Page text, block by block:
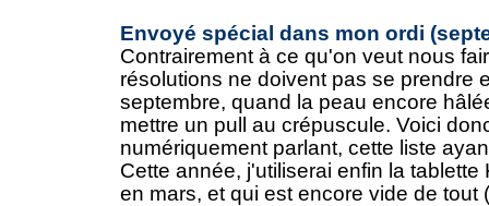
Envoyé spécial dans mon ordi
Contrairement à ce qu'on veut nous
résolutions ne doivent pas se prendre
septembre, quand la peau encore
mettre un pull au crépuscule. Voici
numériquement parlant, cette liste
Cette année, j'utiliserai enfin la
en mars, et qui est encore vide de tout